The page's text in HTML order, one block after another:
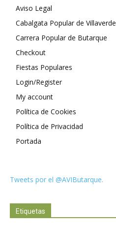
Aviso Legal
Cabalgata Popular de Villaverde
Carrera Popular de Butarque
Checkout
Fiestas Populares
Login/Register
My account
Política de Cookies
Política de Privacidad
Portada
Tweets por el @AVIButarque.
Etiquetas